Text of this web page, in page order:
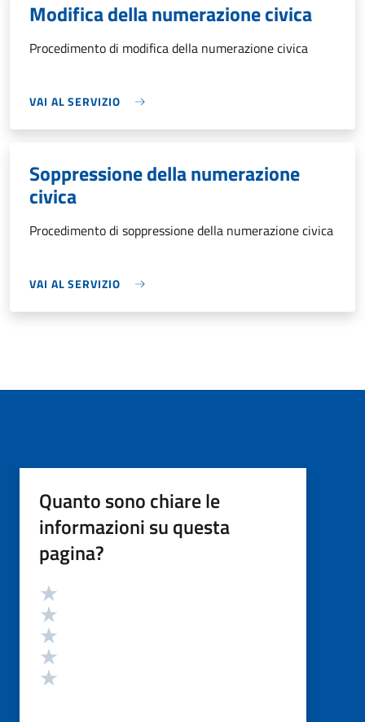
Modifica della numerazione civica
Procedimento di modifica della numerazione civica
VAI AL SERVIZIO
Soppressione della numerazione
civica
Procedimento di soppressione della numerazione civica
VAI AL SERVIZIO
Quanto sono chiare le
informazioni su questa
pagina?
Valutazione